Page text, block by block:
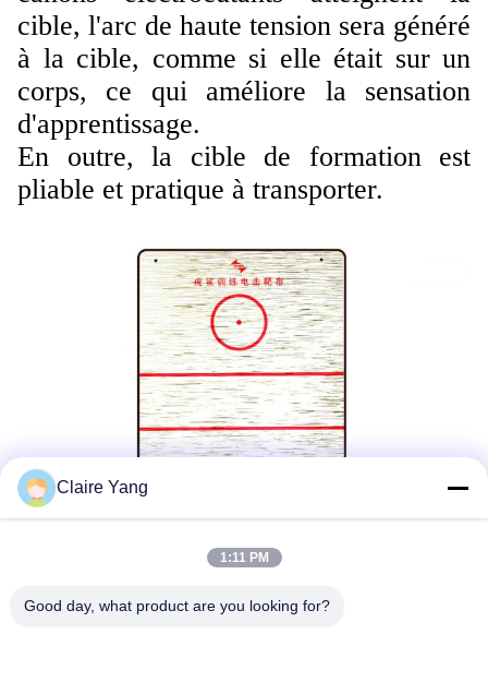
cible, l'arc de haute tension sera généré
à la cible, comme si elle était sur un
corps, ce qui améliore la sensation
d'apprentissage.
En outre, la cible de formation est
pliable et pratique à transporter.
Claire Yang
1:11 PM
Good day, what product are you looking for?